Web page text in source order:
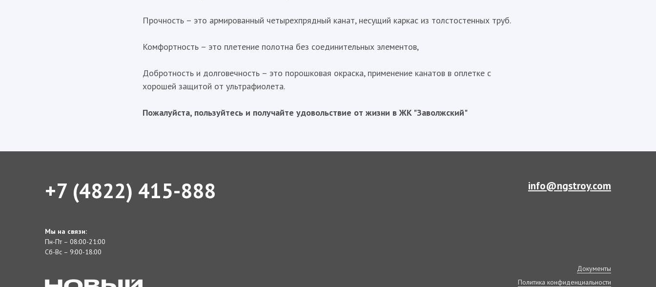
Прочность – это армированный четырехпрядный канат, несущий каркас из толстостенных труб.
Комфортность – это плетение полотна без соединительных элементов,
Добротность и долговечность – это порошковая окраска, применение канатов в оплетке с
хорошей защитой от ультрафиолета.
Пожалуйста, пользуйтесь и получайте удовольствие от жизни в ЖК "Заволжский"
+7 (4822) 415-888
Мы на связи:
Пн-Пт – 08:00-21:00
Сб-Вс – 9:00-18:00
info@ngstroy.com
Документы
Политика конфиденциальности